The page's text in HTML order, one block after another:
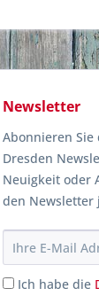
Newsletter
Abonnieren Sie
Dresden
Neuigkeit oder
den Newsletter
Ich habe die